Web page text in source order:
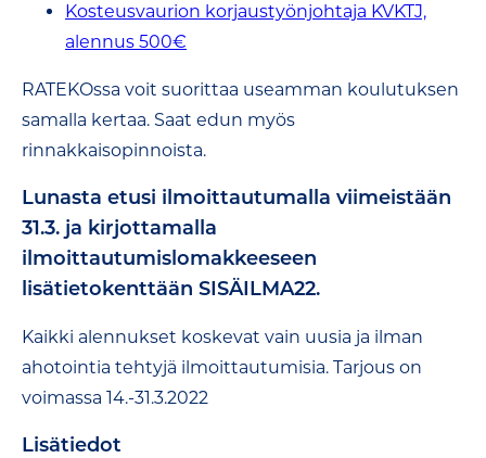
Kosteusvaurion korjaustyönjohtaja KVKTJ,
alennus 500€
RATEKOssa voit suorittaa useamman koulutuksen
samalla kertaa. Saat edun myös
rinnakkaisopinnoista.
Lunasta etusi ilmoittautumalla viimeistään
31.3. ja kirjottamalla
ilmoittautumislomakkeeseen
lisätietokenttään SISÄILMA22.
Kaikki alennukset koskevat vain uusia ja ilman
ahotointia tehtyjä ilmoittautumisia. Tarjous on
voimassa 14.-31.3.2022
Lisätiedot